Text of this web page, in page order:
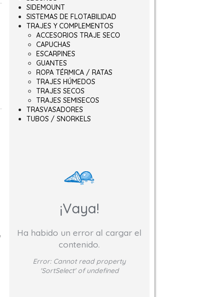
SIDEMOUNT
SISTEMAS DE FLOTABILIDAD
TRAJES Y COMPLEMENTOS
ACCESORIOS TRAJE SECO
CAPUCHAS
ESCARPINES
GUANTES
ROPA TÉRMICA / RATAS
TRAJES HÚMEDOS
TRAJES SECOS
TRAJES SEMISECOS
TRASVASADORES
TUBOS / SNORKELS
¡Vaya!
Ha habido un error al cargar el
contenido.
Error: Cannot read property
'SortSelect' of undefined